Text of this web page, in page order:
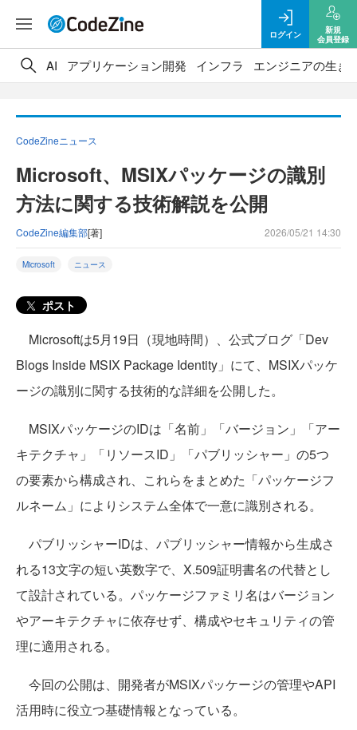
ログイン
新規
会員登録
AI アプリケーション開発 インフラ エンジニアの生き
CodeZineニュース
Microsoft、MSIXパッケージの識別
方法に関する技術解説を公開
CodeZine編集部[著] 2026/05/21 14:30
Microsoft ニュース
ポスト
Microsoftは5月19日（現地時間）、公式ブログ「Dev
Blogs Inside MSIX Package Identity」にて、MSIXパッケ
ージの識別に関する技術的な詳細を公開した。
MSIXパッケージのIDは「名前」「バージョン」「アー
キテクチャ」「リソースID」「パブリッシャー」の5つ
の要素から構成され、これらをまとめた「パッケージフ
ルネーム」によりシステム全体で一意に識別される。
パブリッシャーIDは、パブリッシャー情報から生成さ
れる13文字の短い英数字で、X.509証明書名の代替とし
て設計されている。パッケージファミリ名はバージョン
やアーキテクチャに依存せず、構成やセキュリティの管
理に適用される。
今回の公開は、開発者がMSIXパッケージの管理やAPI
活用時に役立つ基礎情報となっている。